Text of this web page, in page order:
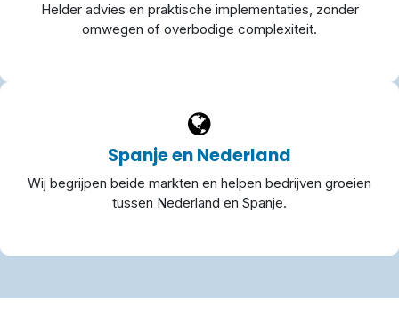
Helder advies en praktische implementaties, zonder
omwegen of overbodige complexiteit.
Spanje en Nederland
Wij begrijpen beide markten en helpen bedrijven groeien
tussen Nederland en Spanje.